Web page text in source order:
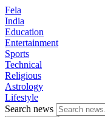
Fela
India
Education
Entertainment
Sports
Technical
Religious
Astrology
Lifestyle
Search news